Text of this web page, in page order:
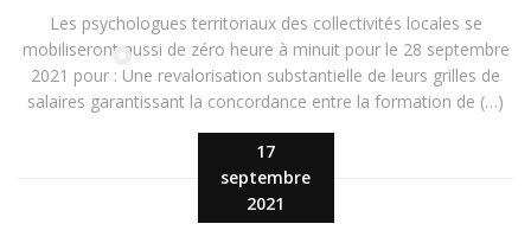
17
septembre
2021
Les psychologues territoriaux des collectivités locales se
mobiliseront aussi de zéro heure à minuit pour le 28 septembre
2021 pour : Une revalorisation substantielle de leurs grilles de
salaires garantissant la concordance entre la formation de (…)